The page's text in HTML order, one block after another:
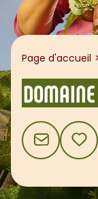
Page d'accueil
CONTACT